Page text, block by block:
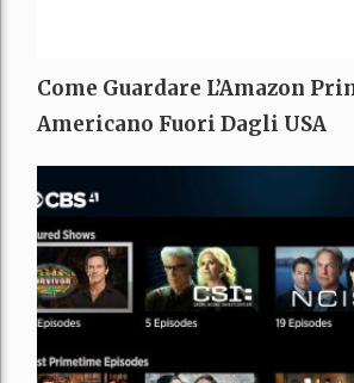
Come Guardare L’Amazon
Americano Fuori Dagli USA